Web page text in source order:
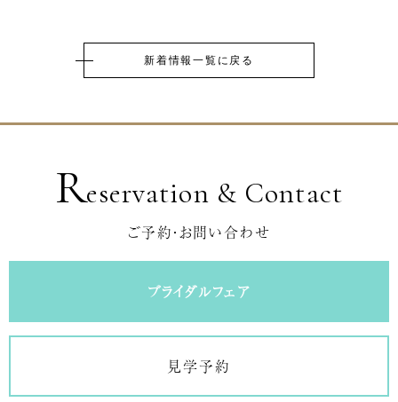
新着情報一覧に戻る
Reservation & Contact
ご予約・お問い合わせ
ブライダルフェア
見学予約